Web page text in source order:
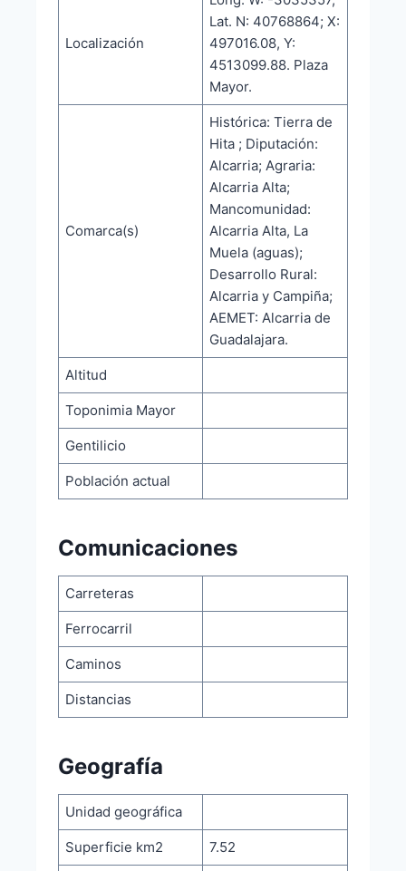
Localización
Lat. N: 40768864; X:
497016.08, Y:
4513099.88. Plaza
Mayor.
Comarca(s)
Histórica: Tierra de
Hita ; Diputación:
Alcarria; Agraria:
Alcarria Alta;
Mancomunidad:
Alcarria Alta, La
Muela (aguas);
Desarrollo Rural:
Alcarria y Campiña;
AEMET: Alcarria de
Guadalajara.
Altitud
Toponimia Mayor
Gentilicio
Población actual
Comunicaciones
Carreteras
Ferrocarril
Caminos
Distancias
Geografía
Unidad geográfica
Superficie km2 7.52